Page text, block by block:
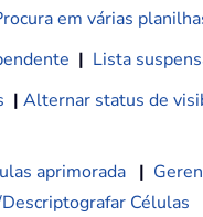
em várias
| Lista
| Alternar status de
aprimorada |
Células